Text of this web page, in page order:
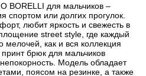
BORELLI для мальчиков –
спортом или долгих прогулок.
любит яркость и свежесть в
street style, где каждый
как и вся коллекция
брюк для мальчиков
Модель обладает
поясом на резинке, а также